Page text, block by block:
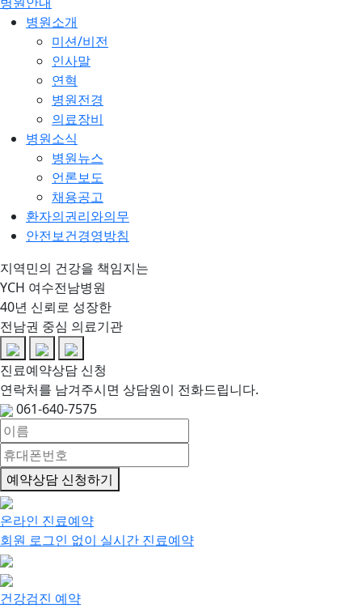
병원소개
미션/비전
인사말
연혁
병원전경
의료장비
병원소식
병원뉴스
언론보도
채용공고
환자의권리와의무
안전보건경영방침
지역민의 건강을 책임지는
YCH 여수전남병원
40년 신뢰로 성장한
전남권 중심 의료기관
진료예약상담 신청
연락처를 남겨주시면 상담원이 전화드립니다.
061-640-7575
예약상담 신청하기
온라인 진료예약
회원 로그인 없이 실시간 진료예약
건강검진 예약